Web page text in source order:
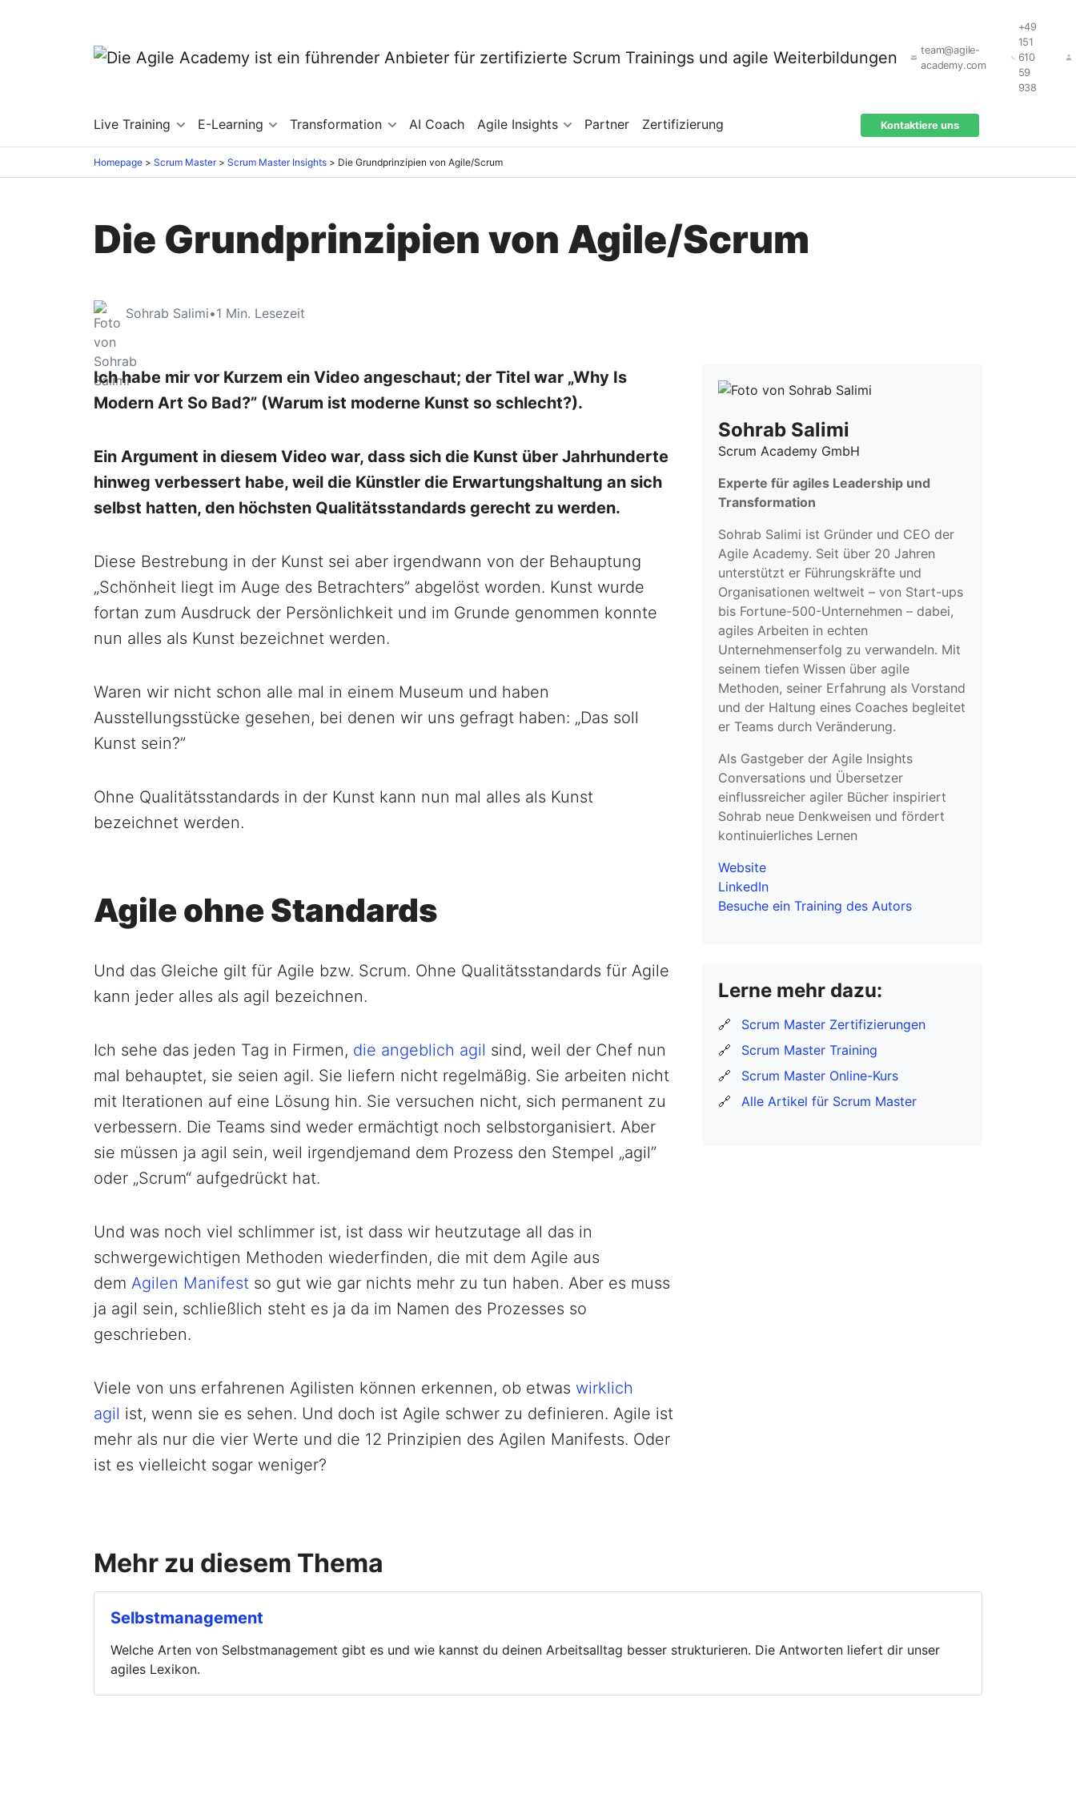
team@agile-
academy.com
+49
151
610
59
938
Live Training E-Learning Transformation AI Coach Agile Insights Partner Zertifizierung Kontaktiere uns
Homepage Scrum Master Scrum Master Insights Die Grundprinzipien von Agile/Scrum
Die Grundprinzipien von Agile/Scrum
Sohrab Salimi•1 Min. Lesezeit
Ich habe mir vor Kurzem ein Video angeschaut; der Titel war „Why Is
Modern Art So Bad?” (Warum ist moderne Kunst so schlecht?).
Ein Argument in diesem Video war, dass sich die Kunst über Jahrhunderte
hinweg verbessert habe, weil die Künstler die Erwartungshaltung an sich
selbst hatten, den höchsten Qualitätsstandards gerecht zu werden.
Diese Bestrebung in der Kunst sei aber irgendwann von der Behauptung
„Schönheit liegt im Auge des Betrachters” abgelöst worden. Kunst wurde
fortan zum Ausdruck der Persönlichkeit und im Grunde genommen konnte
nun alles als Kunst bezeichnet werden.
Waren wir nicht schon alle mal in einem Museum und haben
Ausstellungsstücke gesehen, bei denen wir uns gefragt haben: „Das soll
Kunst sein?”
Ohne Qualitätsstandards in der Kunst kann nun mal alles als Kunst
bezeichnet werden.
Agile ohne Standards
Und das Gleiche gilt für Agile bzw. Scrum. Ohne Qualitätsstandards für Agile
kann jeder alles als agil bezeichnen.
Ich sehe das jeden Tag in Firmen, die angeblich agil sind, weil der Chef nun
mal behauptet, sie seien agil. Sie liefern nicht regelmäßig. Sie arbeiten nicht
mit Iterationen auf eine Lösung hin. Sie versuchen nicht, sich permanent zu
verbessern. Die Teams sind weder ermächtigt noch selbstorganisiert. Aber
sie müssen ja agil sein, weil irgendjemand dem Prozess den Stempel „agil”
oder „Scrum“ aufgedrückt hat.
Und was noch viel schlimmer ist, ist dass wir heutzutage all das in
schwergewichtigen Methoden wiederfinden, die mit dem Agile aus
dem Agilen Manifest so gut wie gar nichts mehr zu tun haben. Aber es muss
ja agil sein, schließlich steht es ja da im Namen des Prozesses so
geschrieben.
Viele von uns erfahrenen Agilisten können erkennen, ob etwas wirklich
agil ist, wenn sie es sehen. Und doch ist Agile schwer zu definieren. Agile ist
mehr als nur die vier Werte und die 12 Prinzipien des Agilen Manifests. Oder
ist es vielleicht sogar weniger?
Sohrab Salimi
Scrum Academy GmbH
Experte für agiles Leadership und
Transformation
Sohrab Salimi ist Gründer und CEO der
Agile Academy. Seit über 20 Jahren
unterstützt er Führungskräfte und
Organisationen weltweit – von Start-ups
bis Fortune-500-Unternehmen – dabei,
agiles Arbeiten in echten
Unternehmenserfolg zu verwandeln. Mit
seinem tiefen Wissen über agile
Methoden, seiner Erfahrung als Vorstand
und der Haltung eines Coaches begleitet
er Teams durch Veränderung.
Als Gastgeber der Agile Insights
Conversations und Übersetzer
einflussreicher agiler Bücher inspiriert
Sohrab neue Denkweisen und fördert
kontinuierliches Lernen
Website
LinkedIn
Besuche ein Training des Autors
Lerne mehr dazu:
🔗
Scrum Master Zertifizierungen
🔗
Scrum Master Training
🔗
Scrum Master Online-Kurs
🔗
Alle Artikel für Scrum Master
Mehr zu diesem Thema
Selbstmanagement
Welche Arten von Selbstmanagement gibt es und wie kannst du deinen Arbeitsalltag besser strukturieren. Die Antworten liefert dir unser
agiles Lexikon.